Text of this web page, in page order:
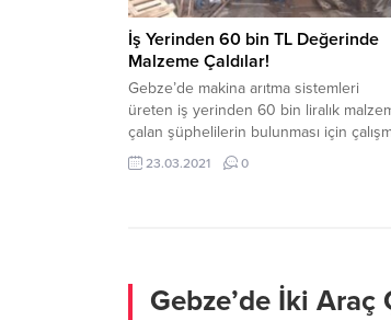
İş Yerinden 60 bin TL Değerinde
Malzeme Çaldılar!
Gebze’de makina arıtma sistemleri
üreten iş yerinden 60 bin liralık
çalan şüphelilerin bulunması için
başlatıldı. Sultan Orhan Mahallesi Küçük
Sanayi Sitesi’nde makina arıtma
polis...
23.03.2021 0
Gebze’de İki Araç